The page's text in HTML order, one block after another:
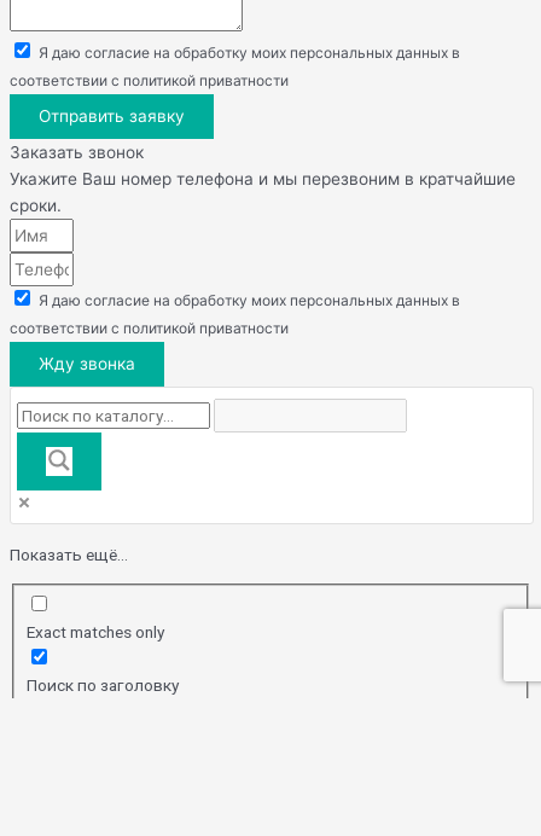
Я даю согласие на обработку моих персональных данных в
соответствии с политикой приватности
Отправить заявку
Заказать звонок
Укажите Ваш номер телефона и мы перезвоним в кратчайшие
сроки.
Я даю согласие на обработку моих персональных данных в
соответствии с политикой приватности
Жду звонка
Показать ещё...
Exact matches only
Поиск по заголовку